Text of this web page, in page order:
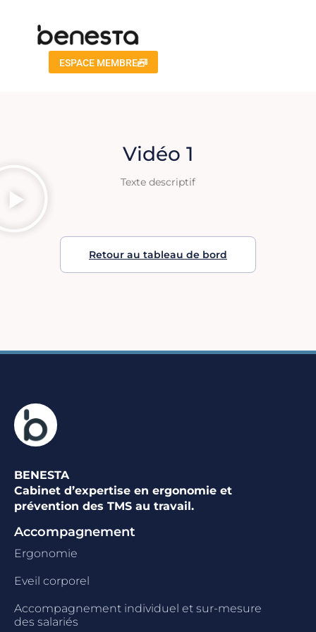
ESPACE MEMBRE
Vidéo 1
Texte descriptif
Retour au tableau de bord
BENESTA
Cabinet d’expertise en ergonomie et
prévention des TMS au travail.
Accompagnement
Ergonomie
Eveil corporel
Accompagnement individuel et sur-mesure
des salariés